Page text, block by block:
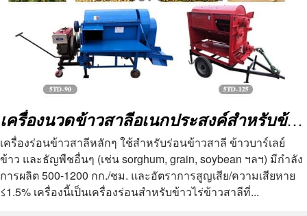
เครื่องนวดข้าวสาลีอเนกประสงค์สำหรับข้าวสาลีข้าวเปลือก ข้าวบาร์เลย์ ถั่วเหลือง
เครื่องร่อนข้าวสาลีหลักๆ ใช้สำหรับร่อนข้าวสาลี ข้าวบาร์เลย์
ข้าว และธัญพืชอื่นๆ (เช่น sorghum, grain, soybean ฯลฯ) มีกำลัง
การผลิต 500-1200 กก./ชม. และอัตราการสูญเสีย/ความเสียหาย
≤1.5% เครื่องนี้เป็นเครื่องร่อนสำหรับข้าวไร่ข้าวสาลีที่...